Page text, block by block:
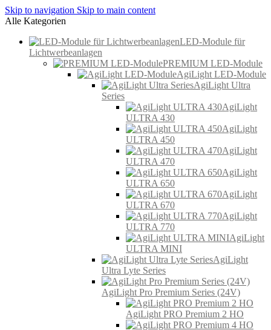
Skip to navigation Skip to main content
Alle Kategorien
LED-Module für
Lichtwerbeanlagen
PREMIUM LED-Module
AgiLight LED-Module
AgiLight Ultra
Series
AgiLight
ULTRA 430
AgiLight
ULTRA 450
AgiLight
ULTRA 470
AgiLight
ULTRA 650
AgiLight
ULTRA 670
AgiLight
ULTRA 770
AgiLight
ULTRA MINI
AgiLight
Ultra Lyte Series
AgiLight Pro Premium Series (24V)
AgiLight PRO Premium 2 HO